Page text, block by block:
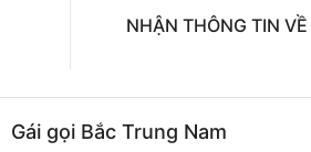
NHẬN THÔNG TIN
Gái gọi Bắc Trung Nam